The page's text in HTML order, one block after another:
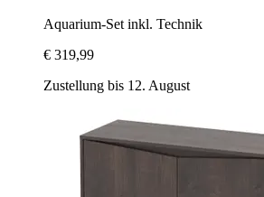
Aquarium-​Set inkl. Technik
€ 319,99
Zustellung bis 12. August